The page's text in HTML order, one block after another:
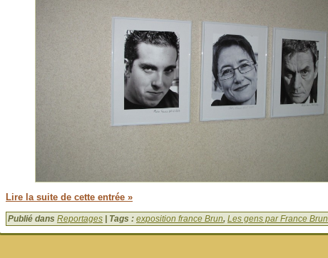
Lire la suite de cette entrée »
Publié dans Reportages | Tags : exposition france Brun, Les gens par France Brun